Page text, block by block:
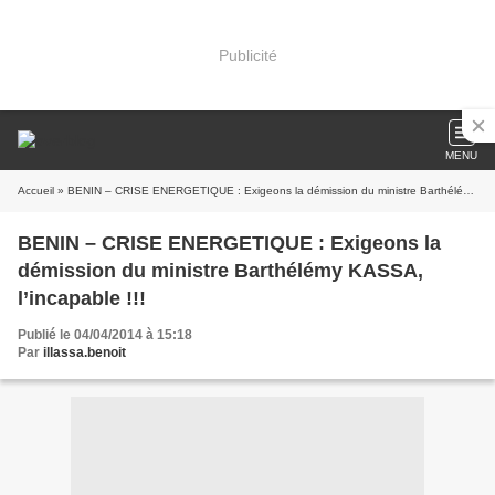
Publicité
MENU
Accueil » BENIN – CRISE ENERGETIQUE : Exigeons la démission du ministre Barthélémy KASSA, l’incapable !!!
BENIN – CRISE ENERGETIQUE : Exigeons la
démission du ministre Barthélémy KASSA,
l’incapable !!!
Publié le 04/04/2014 à 15:18
Par illassa.benoit